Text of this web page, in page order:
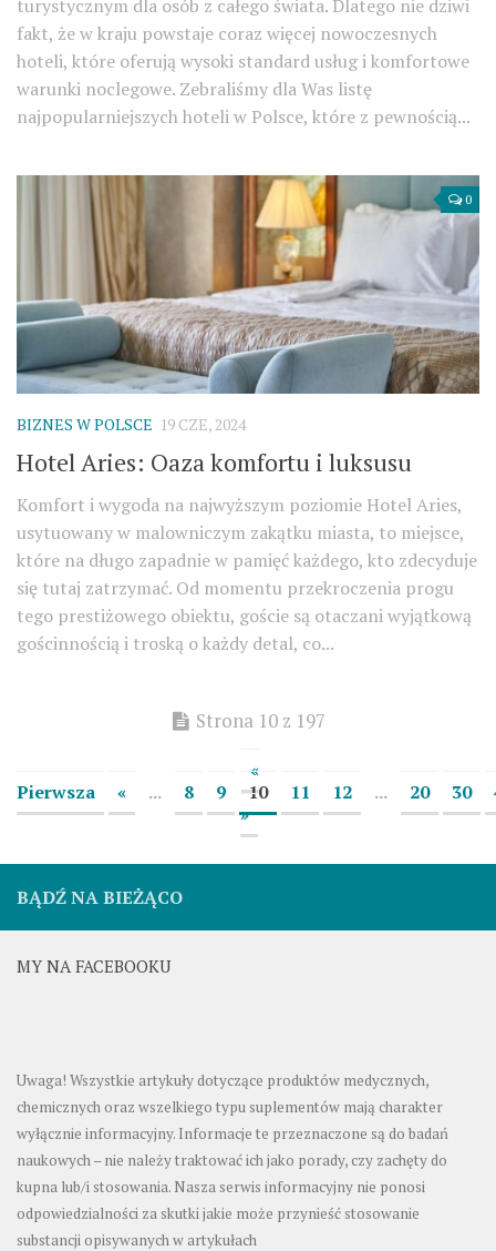
turystycznym dla osób z całego świata. Dlatego nie dziwi
fakt, że w kraju powstaje coraz więcej nowoczesnych
hoteli, które oferują wysoki standard usług i komfortowe
warunki noclegowe. Zebraliśmy dla Was listę
najpopularniejszych hoteli w Polsce, które z pewnością...
0
BIZNES W POLSCE 19 CZE, 2024
Hotel Aries: Oaza komfortu i luksusu
Komfort i wygoda na najwyższym poziomie Hotel Aries,
usytuowany w malowniczym zakątku miasta, to miejsce,
które na długo zapadnie w pamięć każdego, kto zdecyduje
się tutaj zatrzymać. Od momentu przekroczenia progu
tego prestiżowego obiektu, goście są otaczani wyjątkową
gościnnością i troską o każdy detal, co...
Strona 10 z 197
«
Pierwsza
« ... 8 9 10 11 12 ... 20 30
»
BĄDŹ NA BIEŻĄCO
MY NA FACEBOOKU
Uwaga! Wszystkie artykuły dotyczące produktów medycznych,
chemicznych oraz wszelkiego typu suplementów mają charakter
wyłącznie informacyjny. Informacje te przeznaczone są do badań
naukowych – nie należy traktować ich jako porady, czy zachęty do
kupna lub/i stosowania. Nasza serwis informacyjny nie ponosi
odpowiedzialności za skutki jakie może przynieść stosowanie
substancji opisywanych w artykułach